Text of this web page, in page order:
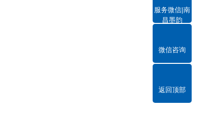
服务微信|南
昌墨韵
微信咨询
返回顶部